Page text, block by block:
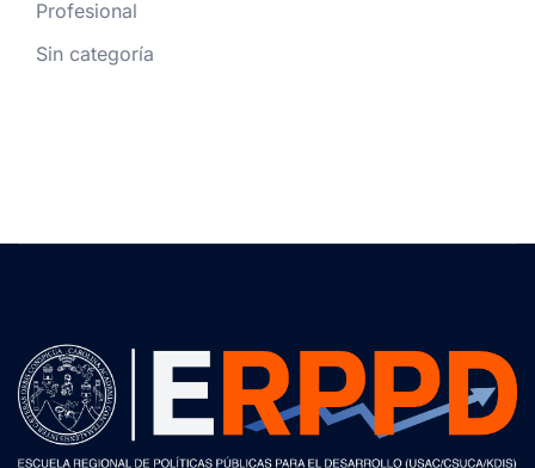
Profesional
Sin categoría